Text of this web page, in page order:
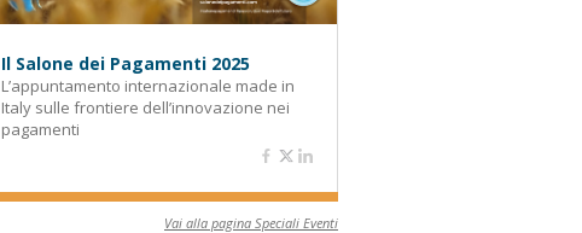
Il Salone dei Pagamenti 2025
L’appuntamento internazionale made in
Italy sulle frontiere dell’innovazione nei
pagamenti
Vai alla pagina Speciali Eventi